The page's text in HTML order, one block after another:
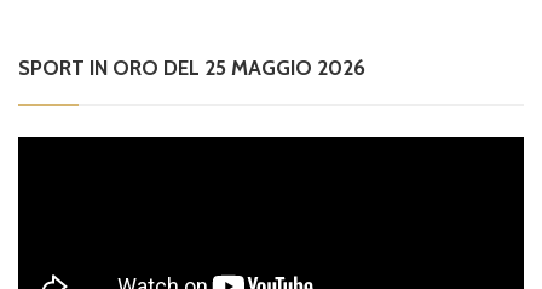
SPORT IN ORO DEL 25 MAGGIO 2026